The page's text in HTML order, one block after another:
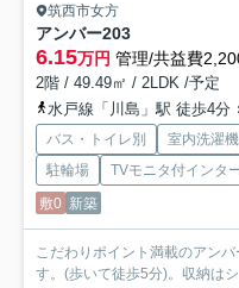
筑西市女方
アンバー203
6.15万円 管理/共益費
2階 / 49.49㎡ / 2LDK /予定
水戸線「川島」駅 徒歩4分
バス・トイレ別 室内洗濯
駐輪場
TVモニタ付インタ
敷0 新築
こだわりポイント満載のアン
す。(歩いて徒歩5分)。収納は